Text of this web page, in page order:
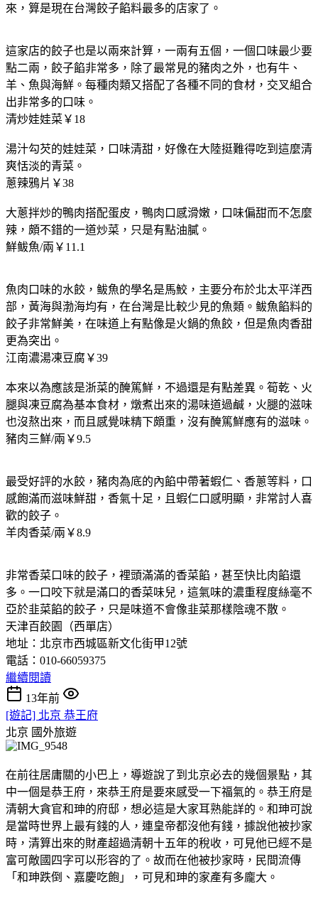
來，算是現在台灣餃子餡料最多的店家了。
這家店的餃子也是以兩來計算，一兩有五個，一個口味最少要
點二兩，餃子餡非常多，除了最常見的豬肉之外，也有牛、
羊、魚與海鮮。每種肉類又搭配了各種不同的食材，交叉組合
出非常多的口味。
清炒娃娃菜￥18
湯汁勾芡的娃娃菜，口味清甜，好像在大陸挺難得吃到這麼清
爽恬淡的青菜。
蔥辣鴉片￥38
大蔥拌炒的鴨肉搭配蛋皮，鴨肉口感滑嫩，口味偏甜而不怎麼
辣，頗不錯的一道炒菜，只是有點油膩。
鮮鲅魚/兩￥11.1
魚肉口味的水餃，鲅魚的學名是馬鮫，主要分布於北太平洋西
部，黃海與渤海均有，在台灣是比較少見的魚類。鲅魚餡料的
餃子非常鮮美，在味道上有點像是火鍋的魚餃，但是魚肉香甜
更為突出。
江南濃湯凍豆腐￥39
本來以為應該是浙菜的醃篤鮮，不過還是有點差異。筍乾、火
腿與凍豆腐為基本食材，燉煮出來的湯味道過鹹，火腿的滋味
也沒熬出來，而且感覺味精下頗重，沒有醃篤鮮應有的滋味。
豬肉三鮮/兩￥9.5
最受好評的水餃，豬肉為底的內餡中帶著蝦仁、香蔥等料，口
感飽滿而滋味鮮甜，香氣十足，且蝦仁口感明顯，非常討人喜
歡的餃子。
羊肉香菜/兩￥8.9
非常香菜口味的餃子，裡頭滿滿的香菜餡，甚至快比肉餡還
多。一口咬下就是滿口的香菜味兒，這氣味的濃重程度絲毫不
亞於韭菜餡的餃子，只是味道不會像韭菜那樣陰魂不散。
天津百餃園（西單店）
地址：北京市西城區新文化街甲12號
電話：010-66059375
繼續閱讀
13年前
[遊記] 北京 恭王府
北京 國外旅遊
在前往居庸關的小巴上，導遊說了到北京必去的幾個景點，其
中一個是恭王府，來恭王府是要來感受一下福氣的。恭王府是
清朝大貪官和珅的府邸，想必這是大家耳熟能詳的。和珅可說
是當時世界上最有錢的人，連皇帝都沒他有錢，據說他被抄家
時，清算出來的財產超過清朝十五年的稅收，可見他已經不是
富可敵國四字可以形容的了。故而在他被抄家時，民間流傳
「和珅跌倒、嘉慶吃飽」，可見和珅的家產有多龐大。